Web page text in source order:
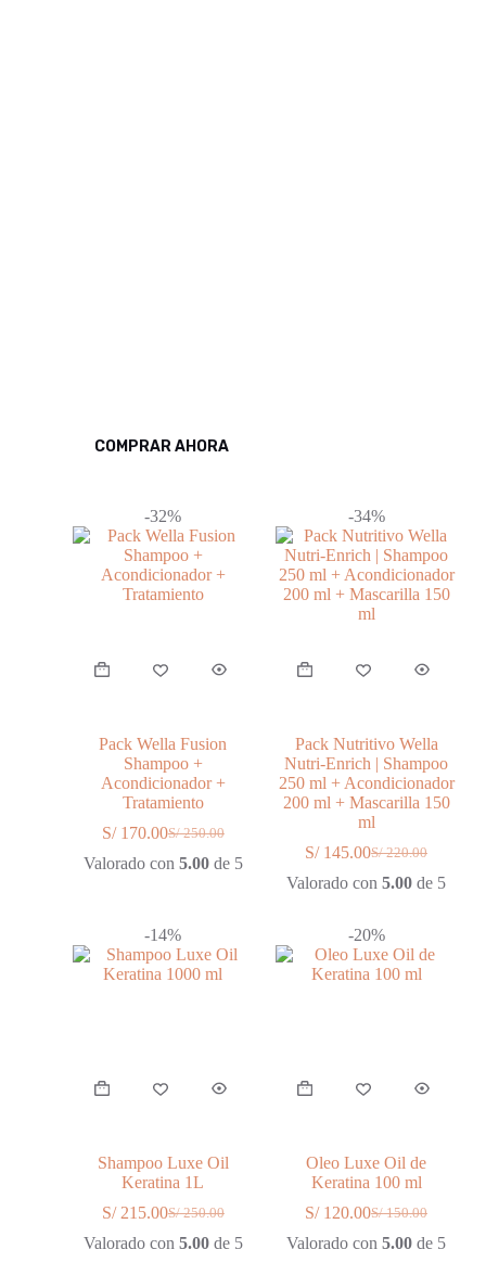
COMPRAR AHORA
-32%
Pack Wella Fusion
Shampoo +
Acondicionador +
Tratamiento
S/250.00
El
precio
S/170.00El
precio
Valorado con 5.00de 5
-34%
Pack Nutritivo Wella
Nutri-Enrich | Shampoo
250 ml + Acondicionador
200 ml + Mascarilla 150
ml
S/220.00
El
precio
S/ 220.00.
S/145.00El
precio
S/ 145.00.
Valorado con5.00 de 5
-14%
Shampoo Luxe Oil
Keratina 1L
S/250.00
El
precio
S/215.00El
precio
Valorado con 5.00de 5
-20%
Oleo Luxe Oil de
Keratina 100 ml
S/150.00
El
precio
S/120.00El
precio
Valorado con5.00 de 5